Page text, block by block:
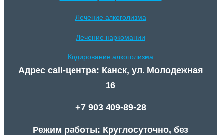
Лечение алкоголизма
Лечение наркомании
Кодирование алкоголизма
Адрес call-центра: Канск, ул. Молодежная
16
+7 903 409-89-28
Режим работы: Круглосуточно, без